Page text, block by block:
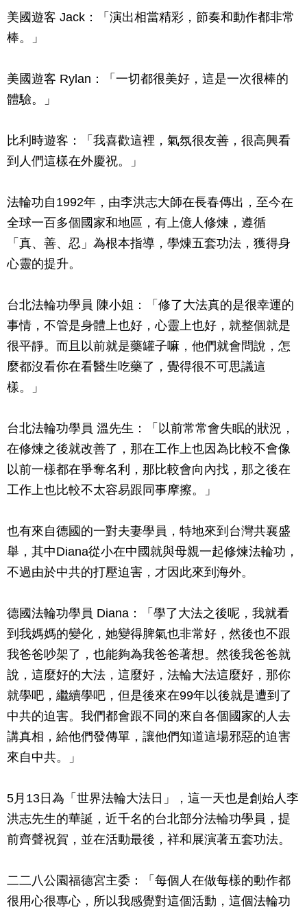
美國遊客 Jack：「演出相當精彩，節奏和動作都非常
棒。」
美國遊客 Rylan：「一切都很美好，這是一次很棒的
體驗。」
比利時遊客：「我喜歡這裡，氣氛很友善，很高興看
到人們這樣在外慶祝。」
法輪功自1992年，由李洪志大師在長春傳出，至今在
全球一百多個國家和地區，有上億人修煉，遵循
「真、善、忍」為根本指導，學煉五套功法，獲得身
心靈的提升。
台北法輪功學員 陳小姐：「修了大法真的是很幸運的
事情，不管是身體上也好，心靈上也好，就整個就是
很平靜。而且以前就是藥罐子嘛，他們就會問說，怎
麼都沒看你在看醫生吃藥了，覺得很不可思議這
樣。」
台北法輪功學員 溫先生：「以前常常會失眠的狀況，
在修煉之後就改善了，那在工作上也因為比較不會像
以前一樣都在爭奪名利，那比較會向內找，那之後在
工作上也比較不太容易跟同事摩擦。」
也有來自德國的一對夫妻學員，特地來到台灣共襄盛
舉，其中Diana從小在中國就與母親一起修煉法輪功，
不過由於中共的打壓迫害，才因此來到海外。
德國法輪功學員 Diana：「學了大法之後呢，我就看
到我媽媽的變化，她變得脾氣也非常好，然後也不跟
我爸爸吵架了，也能夠為我爸爸著想。然後我爸爸就
說，這麼好的大法，這麼好，法輪大法這麼好，那你
就學吧，繼續學吧，但是後來在99年以後就是遭到了
中共的迫害。我們都會跟不同的來自各個國家的人去
講真相，給他們發傳單，讓他們知道這場邪惡的迫害
來自中共。」
5月13日為「世界法輪大法日」，這一天也是創始人李
洪志先生的華誕，近千名的台北部分法輪功學員，提
前齊聲祝賀，並在活動最後，祥和展演著五套功法。
二二八公園福德宮主委：「每個人在做每樣的動作都
很用心很專心，所以我感覺對這個活動，這個法輪功